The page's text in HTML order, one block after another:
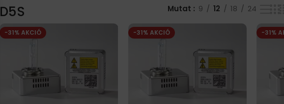
D5S Mutat 9 12 18 24
-31% AKCIÓ -31% AKCIÓ -31%